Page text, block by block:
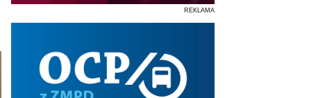
REKLAMA